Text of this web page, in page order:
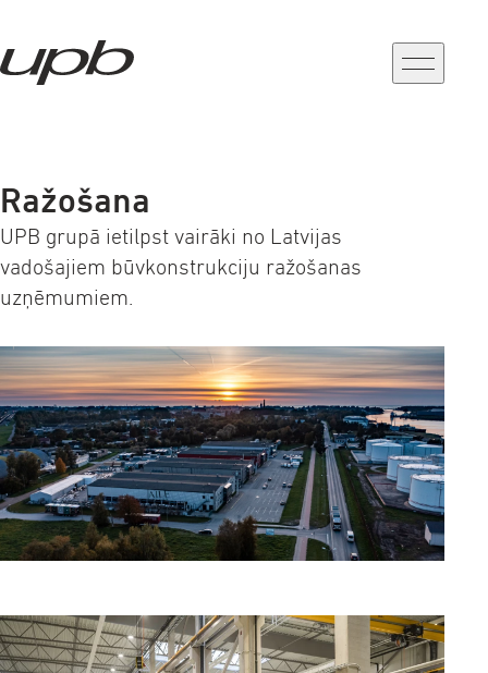
Ražošana
UPB grupā ietilpst vairāki no Latvijas
vadošajiem būvkonstrukciju ražošanas
uzņēmumiem.